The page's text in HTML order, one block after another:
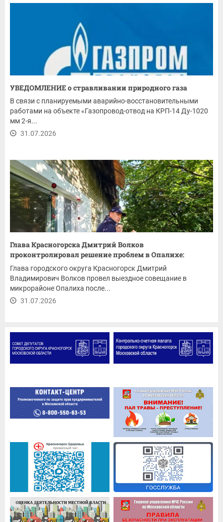
УВЕДОМЛЕНИЕ о стравливании природного газа
В связи с планируемыми аварийно-восстановительными
работами на объекте «Газопровод-отвод на КРП-14 Ду-1020
мм 2-я...
31.07.2026
Глава Красногорска Дмитрий Волков
проконтролировал решение проблем в Опалихе:
ремонт...
Глава городского округа Красногорск Дмитрий
Владимирович Волков провел выездное совещание в
микрорайоне Опалиха после...
31.07.2026